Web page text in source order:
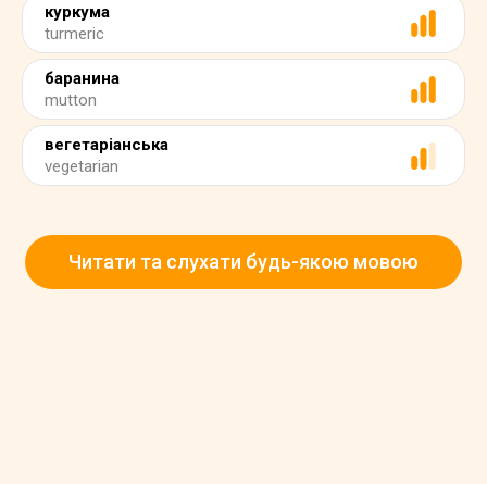
куркума
turmeric
баранина
mutton
вегетаріанська
vegetarian
Читати та слухати будь-якою мовою